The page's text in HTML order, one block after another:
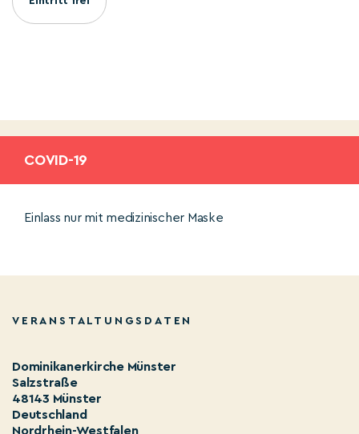
COVID-19
Einlass nur mit medizinischer Maske
VERANSTALTUNGSDATEN
Dominikanerkirche Münster
Salzstraße
48143 Münster
Deutschland
Nordrhein-Westfalen